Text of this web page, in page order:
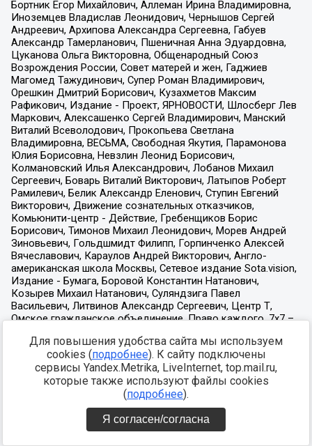
Для повышения удобства сайта мы используем
cookies (подробнее). К сайту подключены
сервисы Yandex.Metrika, LiveInternet, top.mail.ru,
которые также используют файлы cookies
(подробнее).
Я согласен/согласна